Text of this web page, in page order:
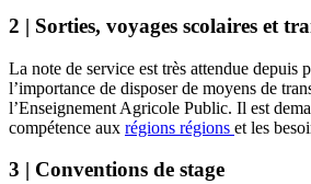
2 | Sorties, voyages scolaires et
La note de service est très attendue
l’importance de disposer de moyens de
l’Enseignement Agricole Public. Il est
compétence aux régions régions et les
3 | Conventions de stage